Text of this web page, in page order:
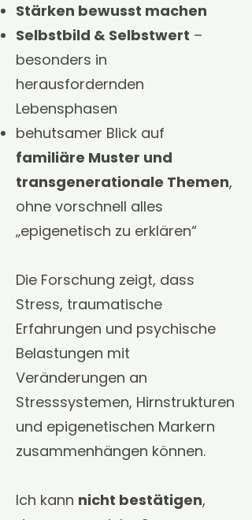
Stärken bewusst machen
Selbstbild & Selbstwert –
besonders in
herausfordernden
Lebensphasen
behutsamer Blick auf
familiäre Muster und
transgenerationale Themen,
ohne vorschnell alles
„epigenetisch zu erklären“
Die Forschung zeigt, dass
Stress, traumatische
Erfahrungen und psychische
Belastungen mit
Veränderungen an
Stresssystemen, Hirnstrukturen
und epigenetischen Markern
zusammenhängen können.
Ich kann nicht bestätigen,